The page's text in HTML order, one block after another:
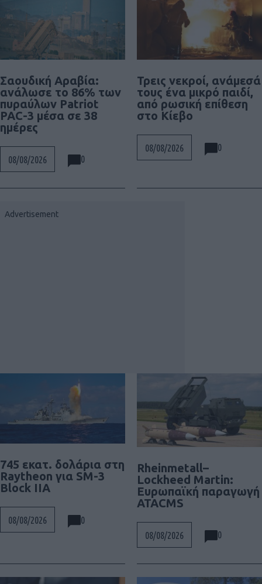
Σαουδική Αραβία:
ανάλωσε το 86% των
πυραύλων Patriot
PAC-3 μέσα σε 38
ημέρες
08/08/2026 0
Τρεις νεκροί, ανάμεσά
τους ένα μικρό παιδί,
από ρωσική επίθεση
στο Κίεβο
08/08/2026 0
745 εκατ. δολάρια στη
Raytheon για SM-3
Block IIA
08/08/2026 0
Rheinmetall–
Lockheed Martin:
Ευρωπαϊκή παραγωγή
ATACMS
08/08/2026 0